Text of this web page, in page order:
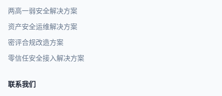
两高一弱安全解决方案
资产安全运维解决方案
密评合规改造方案
零信任安全接入解决方案
联系我们